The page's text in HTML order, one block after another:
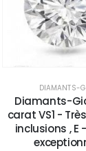
DIAMANTS-
Diamants-
carat VS1 -
inclusions , E